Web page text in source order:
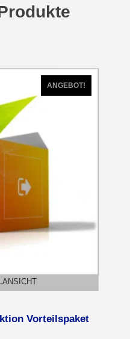
ANGEBOT!
Vorteilspaket